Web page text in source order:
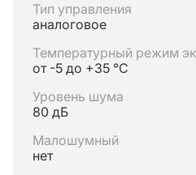
Тип управления
аналоговое
Температурный режим
от -5 до +35 °C
Уровень шума
80 дБ
Малошумный
нет